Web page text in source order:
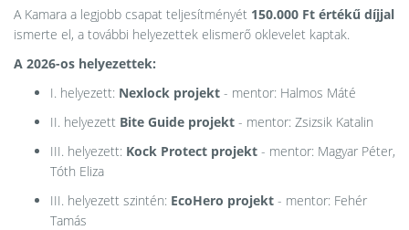
A Kamara a legjobb csapat teljesítményét 150.000 Ft értékű díjjal
ismerte el, a további helyezettek elismerő oklevelet kaptak.
A 2026-os helyezettek:
I. helyezett: Nexlock projekt - mentor: Halmos Máté
II. helyezett Bite Guide projekt - mentor: Zsizsik Katalin
III. helyezett: Kock Protect projekt - mentor: Magyar Péter,
Tóth Eliza
III. helyezett szintén: EcoHero projekt - mentor: Fehér
Tamás